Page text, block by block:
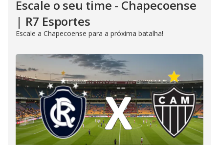
Escale o seu time - Chapecoense
| R7 Esportes
Escale a Chapecoense para a próxima batalha!